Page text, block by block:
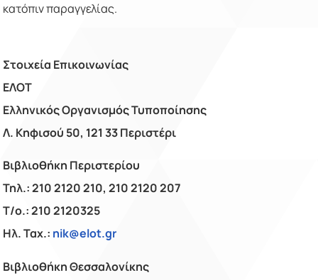
κατόπιν παραγγελίας.
Στοιχεία Επικοινωνίας
ΕΛΟΤ
Ελληνικός Οργανισμός Τυποποίησης
Λ. Κηφισού 50, 121 33 Περιστέρι
Βιβλιοθήκη Περιστερίου
Τηλ.: 210 2120 210, 210 2120 207
Τ/ο.: 210 2120325
Ηλ. Ταχ.: nik@elot.gr
Βιβλιοθήκη Θεσσαλονίκης